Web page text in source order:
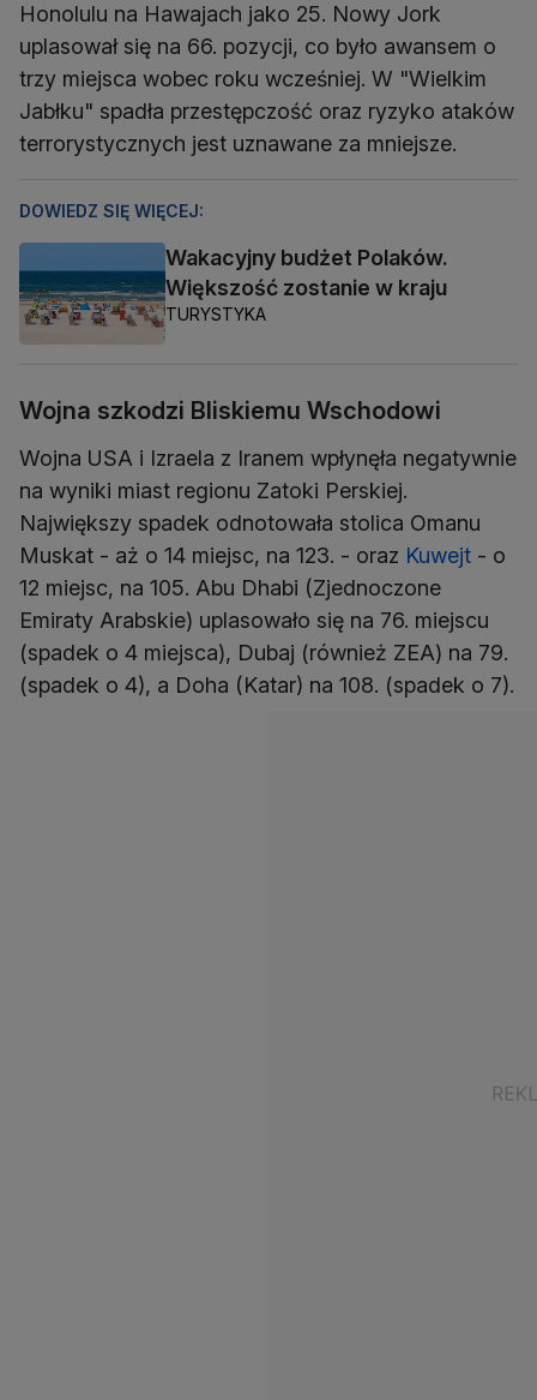
Honolulu na Hawajach jako 25. Nowy Jork
uplasował się na 66. pozycji, co było awansem o
trzy miejsca wobec roku wcześniej. W "Wielkim
Jabłku" spadła przestępczość oraz ryzyko ataków
terrorystycznych jest uznawane za mniejsze.
DOWIEDZ SIĘ WIĘCEJ:
Wakacyjny budżet Polaków.
Większość zostanie w kraju
TURYSTYKA
Wojna szkodzi Bliskiemu Wschodowi
Wojna USA i Izraela z Iranem wpłynęła negatywnie
na wyniki miast regionu Zatoki Perskiej.
Największy spadek odnotowała stolica Omanu
Muskat - aż o 14 miejsc, na 123. - oraz Kuwejt - o
12 miejsc, na 105. Abu Dhabi (Zjednoczone
Emiraty Arabskie) uplasowało się na 76. miejscu
(spadek o 4 miejsca), Dubaj (również ZEA) na 79.
(spadek o 4), a Doha (Katar) na 108. (spadek o 7).